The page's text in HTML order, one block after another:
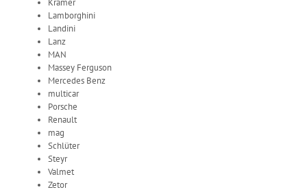
Kramer
Lamborghini
Landini
Lanz
MAN
Massey Ferguson
Mercedes Benz
multicar
Porsche
Renault
mag
Schlüter
Steyr
Valmet
Zetor